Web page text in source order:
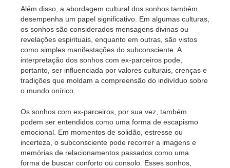
Além disso, a abordagem cultural dos sonhos também
desempenha um papel significativo. Em algumas culturas,
os sonhos são considerados mensagens divinas ou
revelações espirituais, enquanto em outras, são vistos
como simples manifestações do subconsciente. A
interpretação dos sonhos com ex-parceiros pode,
portanto, ser influenciada por valores culturais, crenças e
tradições que moldam a compreensão do indivíduo sobre
o mundo onírico.
Os sonhos com ex-parceiros, por sua vez, também
podem ser entendidos como uma forma de escapismo
emocional. Em momentos de solidão, estresse ou
incerteza, o subconsciente pode recorrer a imagens e
memórias de relacionamentos passados como uma
forma de buscar conforto ou consolo. Esses sonhos,